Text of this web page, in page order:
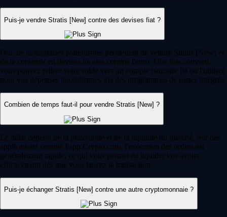
Puis-je vendre Stratis [New] contre des devises fiat ?
Oui, de nombreuses plateformes permettent de vendre Stratis [New] et
de le convertir en devises locales comme l'euro. Une fois converti,
vous pouvez retirer votre solde vers un compte bancaire lié ou l'utiliser
pour vos dépenses quotidiennes via des programmes de cartes intégrés.
Combien de temps faut-il pour vendre Stratis [New] ?
Le délai dépend de la plateforme et de la liquidité du marché. Sur des
applications comme l'app Crypto.com, l'exécution des ordres est
généralement rapide, ce qui vous permet de liquider vos avoirs
efficacement dès que vous lancez la transaction.
Puis-je échanger Stratis [New] contre une autre cryptomonnaie ?